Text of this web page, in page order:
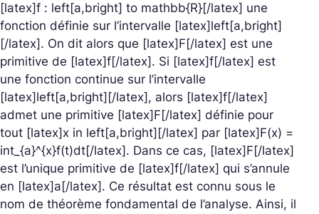
[latex]f : left[a,bright] to mathbb{R}[/latex] une
fonction définie sur l’intervalle [latex]left[a,bright]
[/latex]. On dit alors que [latex]F[/latex] est une
primitive de [latex]f[/latex]. Si [latex]f[/latex] est
une fonction continue sur l’intervalle
[latex]left[a,bright][/latex], alors [latex]f[/latex]
admet une primitive [latex]F[/latex] définie pour
tout [latex]x in left[a,bright][/latex] par [latex]F(x) =
int_{a}^{x}f(t)dt[/latex]. Dans ce cas, [latex]F[/latex]
est l’unique primitive de [latex]f[/latex] qui s’annule
en [latex]a[/latex]. Ce résultat est connu sous le
nom de théorème fondamental de l’analyse. Ainsi, il